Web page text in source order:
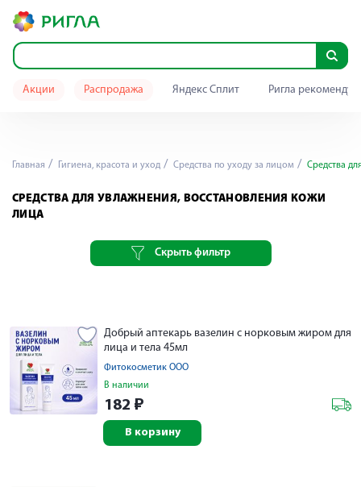
Акции Распродажа Яндекс Сплит Ригла
Главная Гигиена, красота и уход Средства по уходу за лицом Средства
СРЕДСТВА ДЛЯ УВЛАЖНЕНИЯ, ВОССТАНОВЛЕНИЯ КОЖИ
ЛИЦА
Скрыть фильтр
Добрый аптекарь вазелин с норковым жиром для
лица и тела 45мл
Фитокосметик ООО
В наличии
182 ₽
В корзину